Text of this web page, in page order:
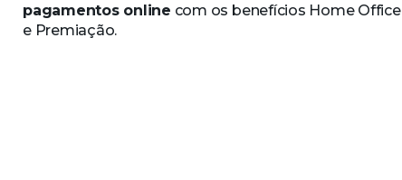
pagamentos online com os benefícios Home Office
e Premiação.